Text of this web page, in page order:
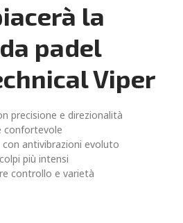
la
padel
Viper
precisione e direzionalità
confortevole
con antivibrazioni evoluto
più intensi
controllo e varietà